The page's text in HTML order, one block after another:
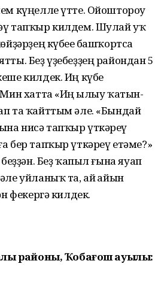
күңелле үтте. Ойоштороу
тапҡыр килдем. Шулай уҡ
күбеһе башҡортса
Беҙ үҙебеҙҙең райондан 5
килдек. Иң күбе
хатта «Иң һылыу ҡатын-
та ҡайттым әле. «Бындай
нисә тапҡыр үткәреү
бер тапҡыр үткәреү етәме?»
Беҙ ҡапыл ғына яуап
уйланыҡ та, ай һайын
фекергә килдек.
районы, Ҡобағош ауылы: